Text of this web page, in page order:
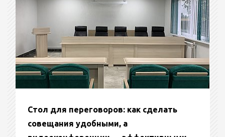
Стол для переговоров: как сделать
совещания удобными, а